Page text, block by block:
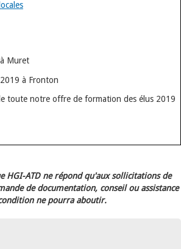
Muret
à Fronton
toute notre offre de formation des élus 2019
HGI-ATD ne répond qu'aux sollicitations de
de documentation, conseil ou assistance
ne pourra aboutir.